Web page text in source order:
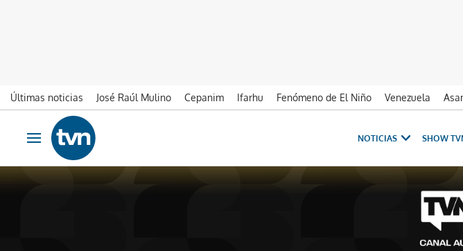
Últimas noticias José Raúl Mulino Cepanim Ifarhu Fenómeno de El Niño Venezuela
Ir al contenido
Obrir navegació
NOTICIAS SHOW